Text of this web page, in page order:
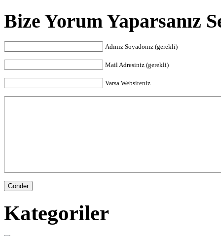
Bize Yorum Yaparsanız
Adınız Soyadonız (gerekli)
Mail Adresiniz (gerekli)
Varsa Websiteniz
Kategoriler